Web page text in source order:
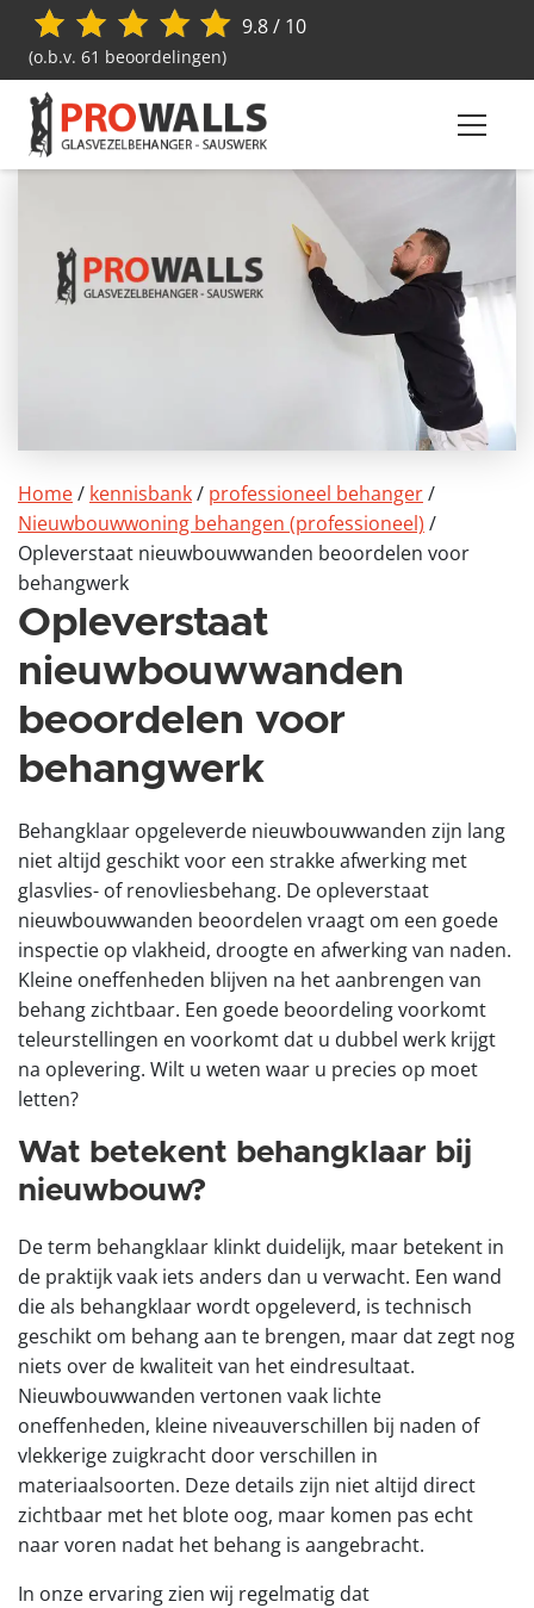
9.8 / 10
(o.b.v. 61 beoordelingen)
Home/ kennisbank/ professioneel behanger/
Nieuwbouwwoning behangen (professioneel) /
Opleverstaat nieuwbouwwanden beoordelen voor
behangwerk
Opleverstaat
nieuwbouwwanden
beoordelen voor
behangwerk
Behangklaar opgeleverde nieuwbouwwanden zijn lang
niet altijd geschikt voor een strakke afwerking met
glasvlies- of renovliesbehang. De opleverstaat
nieuwbouwwanden beoordelen vraagt om een goede
inspectie op vlakheid, droogte en afwerking van naden.
Kleine oneffenheden blijven na het aanbrengen van
behang zichtbaar. Een goede beoordeling voorkomt
teleurstellingen en voorkomt dat u dubbel werk krijgt
na oplevering. Wilt u weten waar u precies op moet
letten?
Wat betekent behangklaar bij
nieuwbouw?
De term behangklaar klinkt duidelijk, maar betekent in
de praktijk vaak iets anders dan u verwacht. Een wand
die als behangklaar wordt opgeleverd, is technisch
geschikt om behang aan te brengen, maar dat zegt nog
niets over de kwaliteit van het eindresultaat.
Nieuwbouwwanden vertonen vaak lichte
oneffenheden, kleine niveauverschillen bij naden of
vlekkerige zuigkracht door verschillen in
materiaalsoorten. Deze details zijn niet altijd direct
zichtbaar met het blote oog, maar komen pas echt
naar voren nadat het behang is aangebracht.
In onze ervaring zien wij regelmatig dat